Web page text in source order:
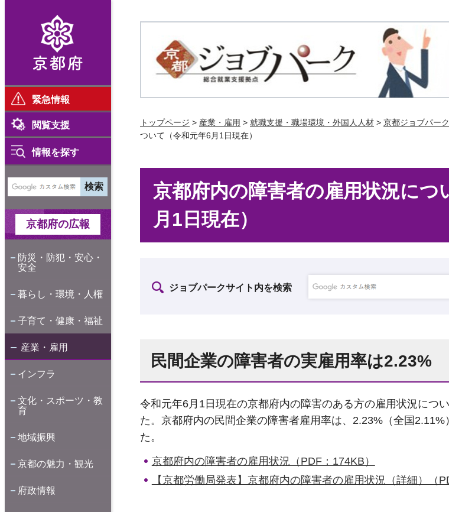
緊急情報
閲覧支援
情報を探す
京都府の広報
防災・防犯・安心・
安全
暮らし・環境・人権
子育て・健康・福祉
産業・雇用
インフラ
文化・スポーツ・教
育
地域振興
京都の魅力・観光
府政情報
トップページ > 産業・雇用 > 就職支援・職場環境・外国人人材 > 京都ジョブパー
ついて（令和元年6月1日現在）
京都府内の障害者の雇用状況につ
月1日現在）
ジョブパークサイト内を検索
民間企業の障害者の実雇用率は2.23%
令和元年6月1日現在の京都府内の障害のある方の雇用状況につ
た。京都府内の民間企業の障害者雇用率は、2.23%（全国
た。
京都府内の障害者の雇用状況（PDF：174KB）
【京都労働局発表】京都府内の障害者の雇用状況（詳細）（